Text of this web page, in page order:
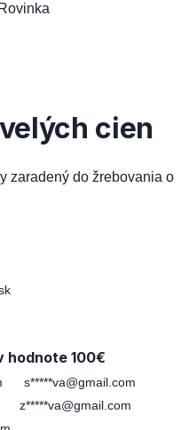
cien
zaradený do žrebovania o
hodnote 100€
s*****va@gmail.com
z*****va@gmail.com